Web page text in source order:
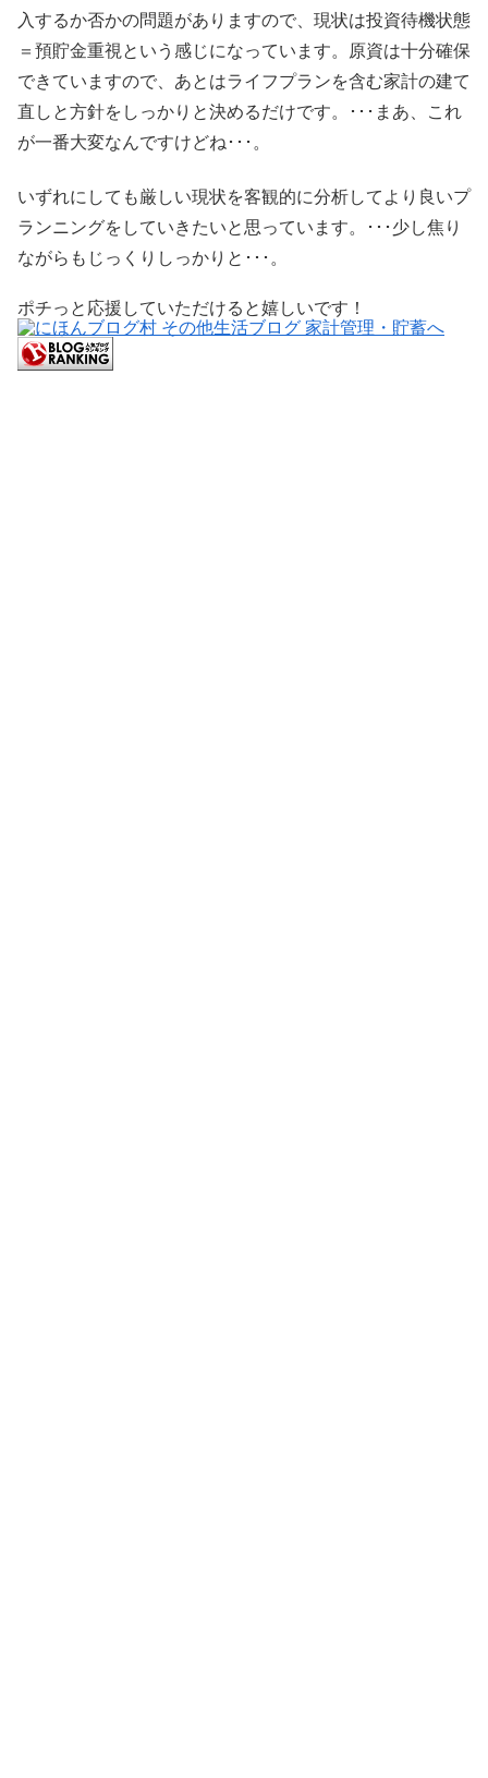
入するか否かの問題がありますので、現状は投資待機状態
＝預貯金重視という感じになっています。原資は十分確保
できていますので、あとはライフプランを含む家計の建て
直しと方針をしっかりと決めるだけです。･･･まあ、これ
が一番大変なんですけどね･･･。
いずれにしても厳しい現状を客観的に分析してより良いプ
ランニングをしていきたいと思っています。･･･少し焦り
ながらもじっくりしっかりと･･･。
ポチっと応援していただけると嬉しいです！